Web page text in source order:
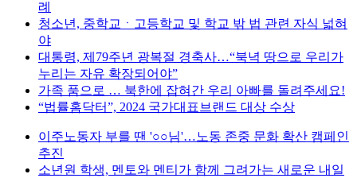
례
청소년, 중학교ㆍ고등학교 및 학교 밖 법 관련 자식 넓혀
야
대통령, 제79주년 광복절 경축사…“북녁 땅으로 우리가
누리는 자유 확장되어야”
가족 품으로 … 북한에 잡혀간 우리 아빠를 돌려주세요!
“법률홈닥터”, 2024 국가대표브랜드 대상 수상
이주노동자 부를 땐 '○○님'…노동 존중 문화 확산 캠페인
추진
소년원 학생, 멘토와 멘티가 함께 그려가는 새로운 내일